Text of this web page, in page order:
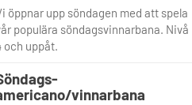
öppnar upp söndagen med att spela
populära söndagsvinnarbana. Nivå
och uppåt.
vinnarbana